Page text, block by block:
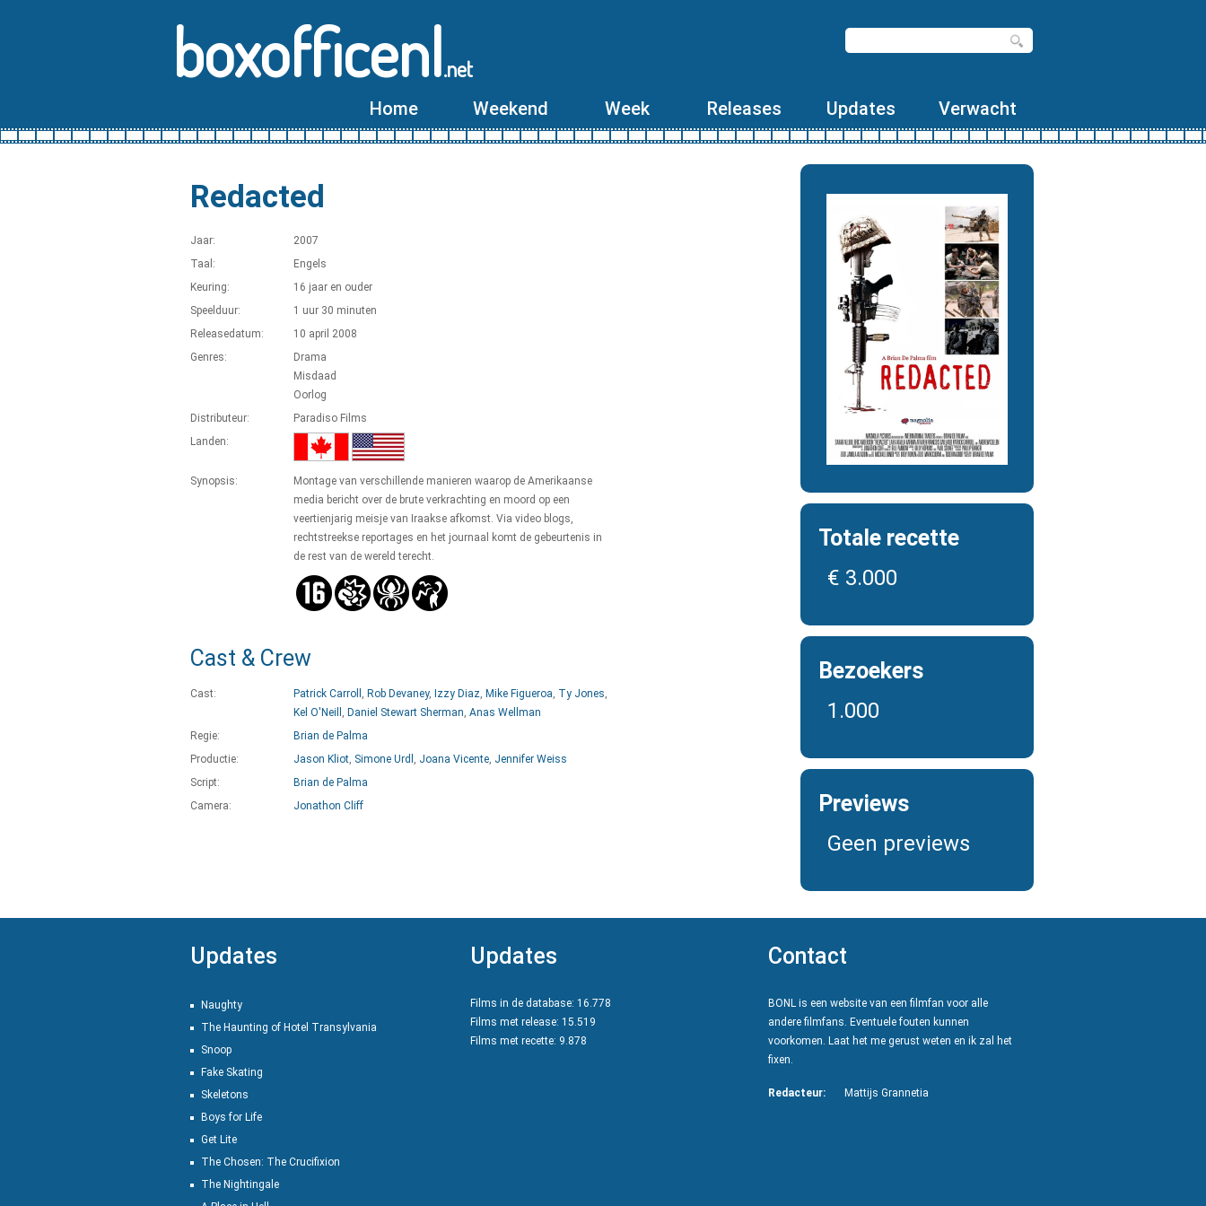
boxofficenl.net
Home Weekend Week Releases Updates Verwacht
Redacted
Jaar:
2007
Taal:
Engels
Keuring:
16 jaar en ouder
Speelduur:
1 uur 30 minuten
Releasedatum:
10 april 2008
Genres:
Drama
Misdaad
Oorlog
Distributeur:
Paradiso Films
Landen:
Synopsis:
Montage van verschillende manieren waarop de Amerikaanse
media bericht over de brute verkrachting en moord op een
veertienjarig meisje van Iraakse afkomst. Via video blogs,
rechtstreekse reportages en het journaal komt de gebeurtenis in
de rest van de wereld terecht.
Cast & Crew
Cast: Patrick Carroll , Rob Devaney, Izzy Diaz, Mike Figueroa, Ty Jones,
Kel O'Neill , Daniel Stewart Sherman, Anas Wellman
Regie:
Brian de Palma
Productie:
Jason Kliot, Simone Urdl , Joana Vicente, Jennifer Weiss
Script:
Brian de Palma
Camera:
Jonathon Cliff
Totale recette
€ 3.000
Bezoekers
1.000
Previews
Geen previews
Updates
Naughty
The Haunting of Hotel Transylvania
Snoop
Fake Skating
Skeletons
Boys for Life
Get Lite
The Chosen: The Crucifixion
The Nightingale
Updates
Films in de database: 16.778
Films met release: 15.519
Films met recette: 9.878
Contact
BONL is een website van een filmfan voor alle
andere filmfans. Eventuele fouten kunnen
voorkomen. Laat het me gerust weten en ik zal het
fixen.
Redacteur: Mattijs Grannetia